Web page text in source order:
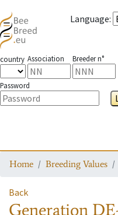
Language:
country Association Breeder n°
Password
Home Breeding Values
Back
Generation